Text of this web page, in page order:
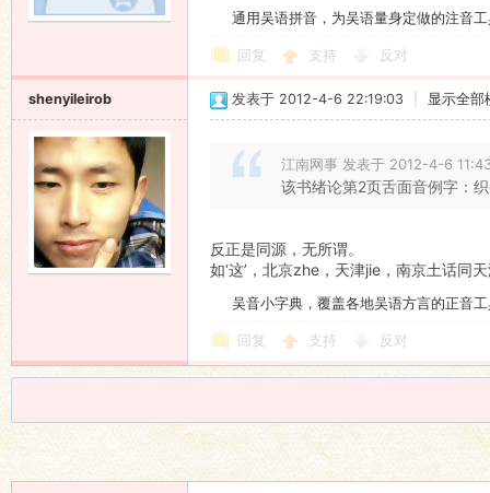
通用吴语拼音，为吴语量身定做的注音
回复 支持 反对
shenyileirob 发表于 2012-4-6 22:19:03 显示全部
江南网事 发表于 2012-4-6
该书绪论第2页舌面音例字：
反正是同源，无所谓。
如‘这’，北京zhe，天津jie，南京土话同
吴音小字典，覆盖各地吴语方言的正音
回复 支持 反对